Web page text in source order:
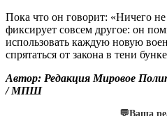
Пока что он говорит: «Ничего
фиксирует совсем другое: он
использовать каждую новую
спрятаться от закона в тени
Автор: Редакция Мировое
/ МПШ
💬Ваша